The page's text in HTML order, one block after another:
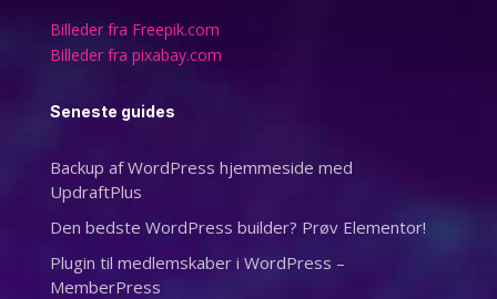
Billeder fra Freepik.com
Billeder fra pixabay.com
Seneste guides
Backup af WordPress hjemmeside med
UpdraftPlus
Den bedste WordPress builder? Prøv Elementor!
Plugin til medlemskaber i WordPress –
MemberPress